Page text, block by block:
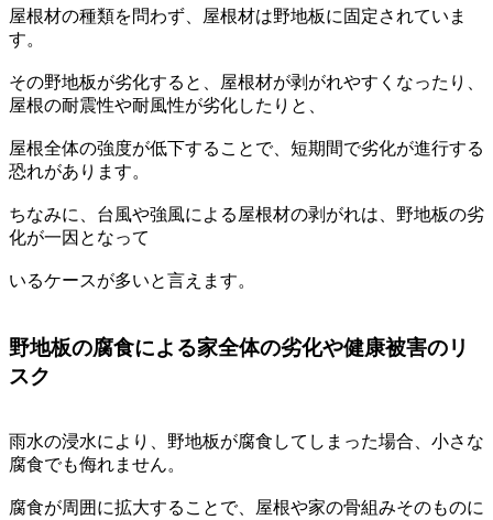
屋根材の種類を問わず、屋根材は野地板に固定されていま
す。
その野地板が劣化すると、屋根材が剥がれやすくなったり、
屋根の耐震性や耐風性が劣化したりと、
屋根全体の強度が低下することで、短期間で劣化が進行する
恐れがあります。
ちなみに、台風や強風による屋根材の剥がれは、野地板の劣
化が一因となって
いるケースが多いと言えます。
野地板の腐食による家全体の劣化や健康被害のリ
スク
雨水の浸水により、野地板が腐食してしまった場合、小さな
腐食でも侮れません。
腐食が周囲に拡大することで、屋根や家の骨組みそのものに